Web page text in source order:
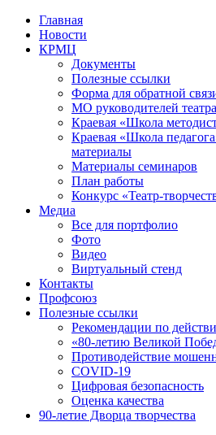
Перейти
контенту
Главная
Новости
КРМЦ
Документы
Полезные ссылки
Форма для обратной
МО руководителей
Краевая «Школа
Краевая «Школа
материалы
Материалы семинаров
План работы
Конкурс «Театр-
Медиа
Все для портфолио
Фото
Видео
Виртуальный стенд
Контакты
Профсоюз
Полезные ссылки
Рекомендации по
«80-летию Великой
Противодействие
COVID-19
Цифровая безопасность
Оценка качества
90-летие Дворца творчества